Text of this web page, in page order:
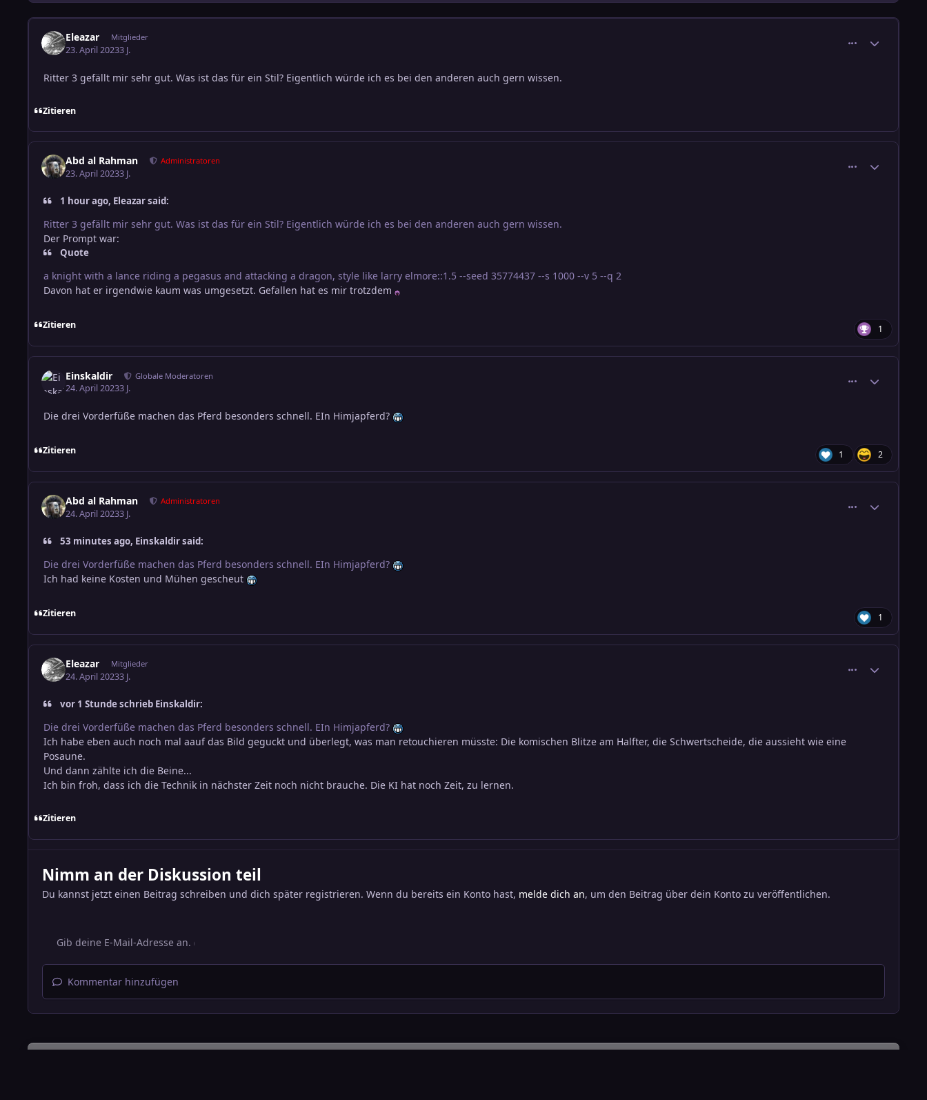
Eleazar Mitglieder
23. April 20233 J.
Ritter 3 gefällt mir sehr gut. Was ist das für ein Stil? Eigentlich würde ich es bei den anderen auch gern wissen.
Zitieren
Abd al Rahman Administratoren
23. April 20233 J.
1 hour ago, Eleazar said:
Ritter 3 gefällt mir sehr gut. Was ist das für ein Stil? Eigentlich würde ich es bei den anderen auch gern wissen.
Der Prompt war:
Quote
a knight with a lance riding a pegasus and attacking a dragon, style like larry elmore::1.5 --seed 35774437 --s 1000 --v 5 --q 2
Davon hat er irgendwie kaum was umgesetzt. Gefallen hat es mir trotzdem
Zitieren 1
Einskaldir Globale Moderatoren
24. April 20233 J.
Die drei Vorderfüße machen das Pferd besonders schnell. EIn Himjapferd?
Zitieren 1 2
Abd al Rahman Administratoren
24. April 20233 J.
53 minutes ago, Einskaldir said:
Die drei Vorderfüße machen das Pferd besonders schnell. EIn Himjapferd?
Ich had keine Kosten und Mühen gescheut
Zitieren 1
Eleazar Mitglieder
24. April 20233 J.
vor 1 Stunde schrieb Einskaldir:
Die drei Vorderfüße machen das Pferd besonders schnell. EIn Himjapferd?
Ich habe eben auch noch mal aauf das Bild geguckt und überlegt, was man retouchieren müsste: Die komischen Blitze am Halfter, die Schwertscheide, die aussieht wie eine
Posaune.
Und dann zählte ich die Beine...
Ich bin froh, dass ich die Technik in nächster Zeit noch nicht brauche. Die KI hat noch Zeit, zu lernen.
Zitieren
Nimm an der Diskussion teil
Du kannst jetzt einen Beitrag schreiben und dich später registrieren. Wenn du bereits ein Konto hast, melde dich an, um den Beitrag über dein Konto zu veröffentlichen.
Kommentar hinzufügen